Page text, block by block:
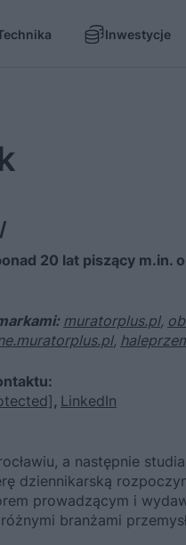
Inwestycje
20 lat piszący m.in.
muratorplus.pl,
,
, LinkedIn
a następnie
dziennikarską
prowadzącym i
branżami